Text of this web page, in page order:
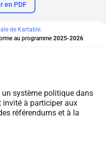
offerts.
en PDF
de Kartable.
au programme 2025-2026
système politique dans
invité à participer aux
référendums et à la